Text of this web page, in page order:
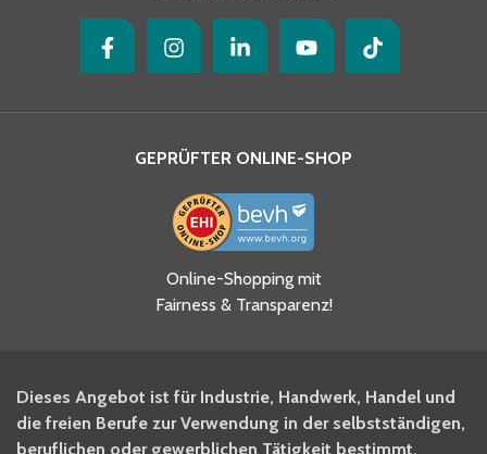
Ja, ich habe die
Datenschutzhinweise gelesen
und akzeptiere diese.
BITO Newsletter Fachwissen
Intralogistiker anmelden.
GEPRÜFTER ONLINE-SHOP
Online-Shopping mit
Fairness & Transparenz!
Dieses Angebot ist für Industrie, Handwerk, Handel und
die freien Berufe zur Verwendung in der selbstständigen,
beruflichen oder gewerblichen Tätigkeit bestimmt.